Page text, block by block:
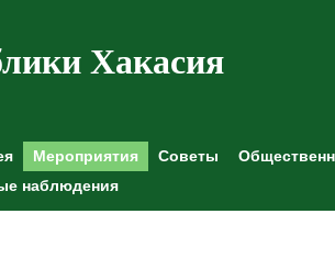
Хакасия
Мероприятия Советы
наблюдения